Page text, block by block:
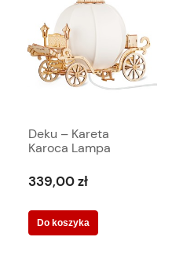
Deku – Kareta
Karoca Lampa
dekoracyjna
drewniana Do
339,00 zł
Do koszyka